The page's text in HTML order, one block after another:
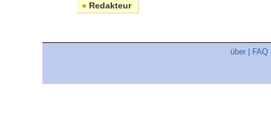
● Redakteur
über FAQ